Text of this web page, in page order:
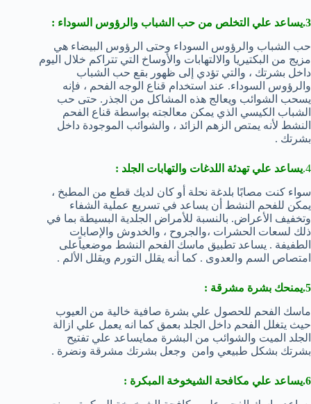
3.يساعد علي التخلص من حب الشباب والرؤوس السوداء :
حب الشباب والرؤوس السوداء وحتى الرؤوس البيضاء هي
مزيج من البكتيريا والالتهابات والأوساخ التي تتراكم خلال اليوم
داخل بشرتك ، والتي تؤدي إلى ظهور بقع حب الشباب
والرؤوس السوداء. عند استخدام قناع الوجه الفحم ، فإنه
يسحب الشوائب ويعالج هذه المشاكل من الجذر. حتى حب
الشباب الكيسي الذي يمكن معالجته بواسطة قناع الفحم
النشط لأنه يمتص الزهم الزائد ، والشوائب الموجودة داخل
بشرتك .
4. يساعد علي تهدئة اللدغات والتهابات الجلد :
سواء كنت مصابًا بلدغة نحلة أو كان لديك قطع من المطبخ ،
يمكن للفحم النشط أن يساعد في تسريع عملية الشفاء
وتخفيف الأعراض. بالنسبة للأمراض الجلدية البسيطة بما في
ذلك لسعات الحشرات ،والجروح ، والخدوش والإصابات
الطفيفة . يساعد تطبيق ماسك الفحم النشط موضعياًعلى
امتصاص السم والعدوى . كما أنه يقلل التورم ويقلل الألم .
5.يمنحك بشرة مشرقة :
ماسك الفحم للحصول علي بشرة صافية خالية من العيوب
حيث يتغلل الفحم داخل الجلد بعمق كما انه يعمل علي ازالة
الجلد الميت والشوائب من البشرة ممايساعد علي تفتيح
بشرتك بشكل طبيعي وامن وجعل بشرتك مشرقة ونضرة .
6.يساعد علي مكافحة الشيخوخة المبكرة :